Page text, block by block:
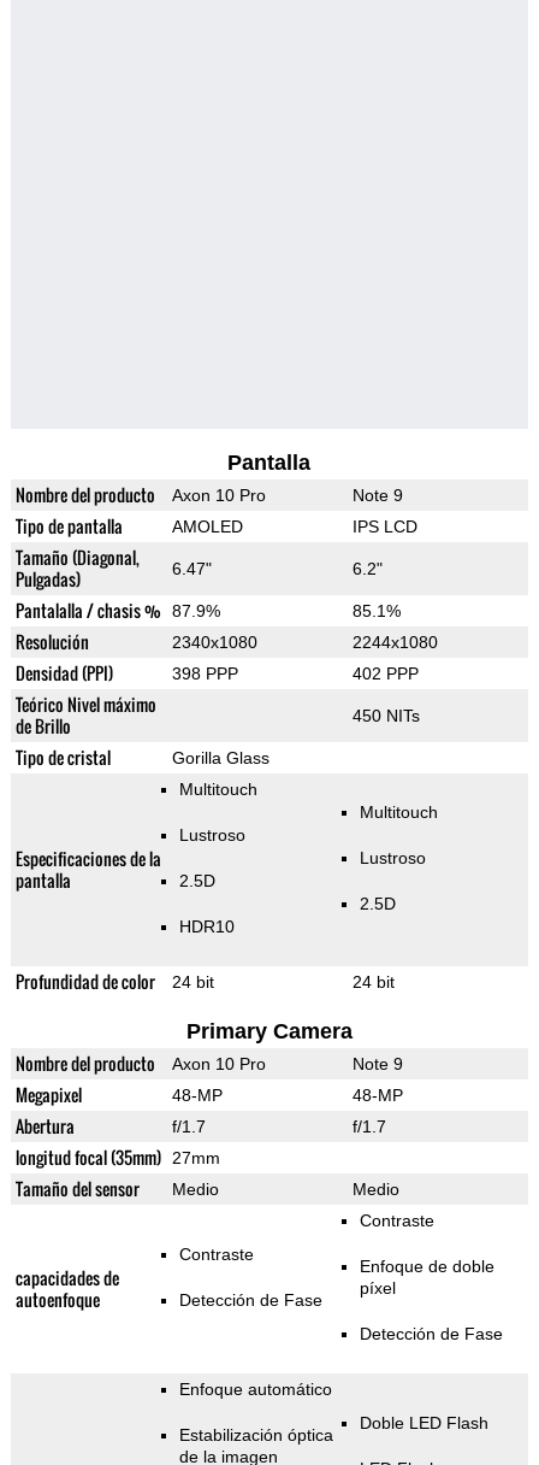
Pantalla
Nombre del producto Axon 10 Pro Note 9
Tipo de pantalla AMOLED IPS LCD
Tamaño (Diagonal,
Pulgadas)
6.47" 6.2"
Pantalalla / chasis % 87.9% 85.1%
Resolución 2340x1080 2244x1080
Densidad (PPI) 398 PPP 402 PPP
Teórico Nivel máximo
de Brillo
450 NITs
Tipo de cristal Gorilla Glass
Especificaciones de la
pantalla
Multitouch
Lustroso
2.5D
HDR10
Multitouch
Lustroso
2.5D
Profundidad de color 24 bit 24 bit
Primary Camera
Nombre del producto Axon 10 Pro Note 9
Megapixel 48-MP 48-MP
Abertura f/1.7 f/1.7
longitud focal (35mm) 27mm
Tamaño del sensor Medio Medio
capacidades de
autoenfoque
Contraste
Detección de Fase
Contraste
Enfoque de doble
píxel
Detección de Fase
Enfoque automático
Estabilización óptica
de la imagen
Doble LED Flash